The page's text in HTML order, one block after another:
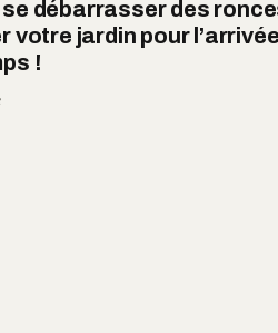
débarrasser des
votre jardin pour l’arrivée
!